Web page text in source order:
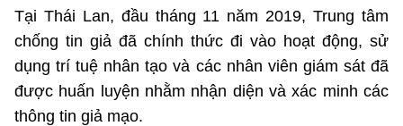
Tại Thái Lan, đầu tháng 11 năm 2019, Trung tâm
chống tin giả đã chính thức đi vào hoạt động, sử
dụng trí tuệ nhân tạo và các nhân viên giám sát đã
được huấn luyện nhằm nhận diện và xác minh các
thông tin giả mạo.